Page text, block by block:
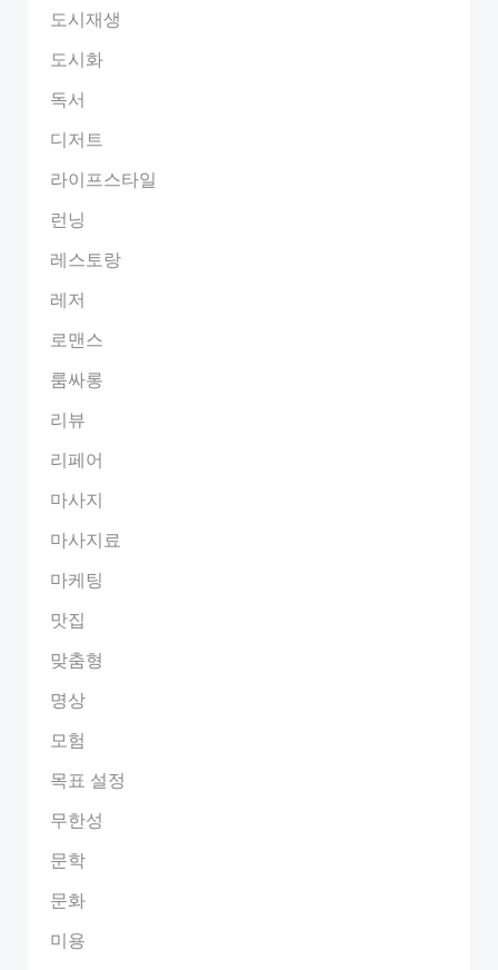
도시재생
도시화
독서
디저트
라이프스타일
런닝
레스토랑
레저
로맨스
룸싸롱
리뷰
리페어
마사지
마사지료
마케팅
맛집
맞춤형
명상
모험
목표 설정
무한성
문학
문화
미용